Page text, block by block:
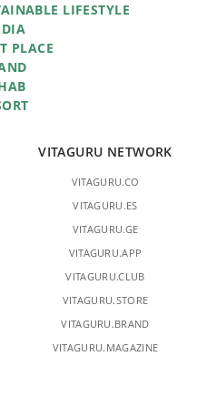
LIFESTYLE
PLACE
VITAGURU NETWORK
VITAGURU.CO
VITAGURU.ES
VITAGURU.GE
VITAGURU.APP
VITAGURU.CLUB
VITAGURU.STORE
VITAGURU.BRAND
VITAGURU.MAGAZINE